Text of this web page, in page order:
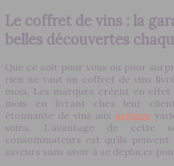
Le coffret de vins : la
belles découvertes
Que ce soit pour vous ou pour
rien ne vaut un coffret de vins
mois. Les marques créent en
mois en livrant chez leur
étonnante de vins aux arômes
soins. L’avantage de cette
consommateurs est qu’ils
saveurs sans avoir à se déplacer